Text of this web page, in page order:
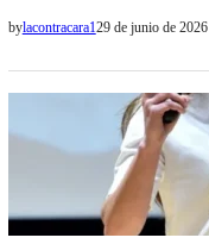
bylacontracara129 de junio de 2026